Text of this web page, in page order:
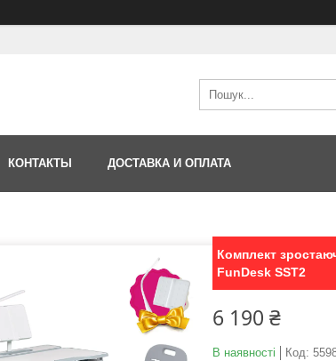
КОНТАКТЫ ДОСТАВКА И ОПЛАТА
Комплект
FunDesk SST2
6 190 ₴
В наявності Код: